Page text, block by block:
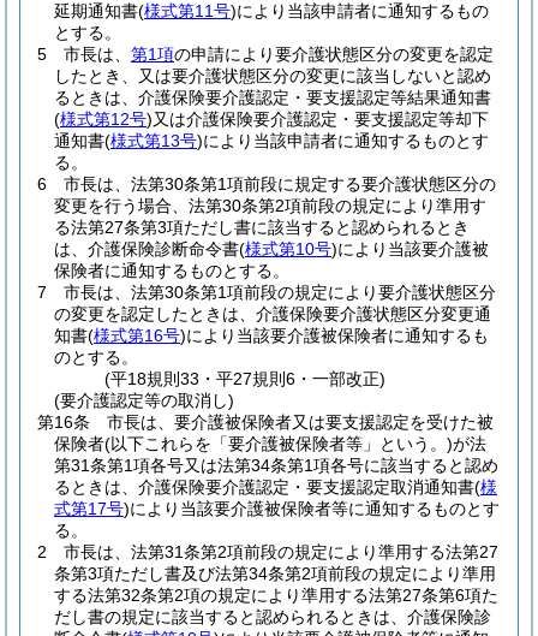
延期通知書(様式第11号)により当該申請者に通知するもの
とする。
5
市長は、 第1項の申請により要介護状態区分の変更を認定
したとき、又は要介護状態区分の変更に該当しないと認め
るときは、介護保険要介護認定・要支援認定等結果通知書
(様式第12号)又は介護保険要介護認定・要支援認定等却下
通知書(様式第13号)により当該申請者に通知するものとす
る。
6
市長は、法第30条第1項前段に規定する要介護状態区分の
変更を行う場合、法第30条第2項前段の規定により準用す
る法第27条第3項ただし書に該当すると認められるとき
は、介護保険診断命令書(様式第10号)により当該要介護被
保険者に通知するものとする。
7
市長は、法第30条第1項前段の規定により要介護状態区分
の変更を認定したときは、介護保険要介護状態区分変更通
知書(様式第16号)により当該要介護被保険者に通知するも
のとする。
(平18規則33・平27規則6・一部改正)
(要介護認定等の取消し)
第16条
市長は、要介護被保険者又は要支援認定を受けた被
保険者(以下これらを「要介護被保険者等」という。)が法
第31条第1項各号又は法第34条第1項各号に該当すると認め
るときは、介護保険要介護認定・要支援認定取消通知書(様
式第17号)により当該要介護被保険者等に通知するものとす
る。
2
市長は、法第31条第2項前段の規定により準用する法第27
条第3項ただし書及び法第34条第2項前段の規定により準用
する法第32条第2項の規定により準用する法第27条第6項た
だし書の規定に該当すると認められるときは、介護保険診